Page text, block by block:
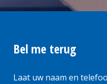
Bel me terug
Laat uw naam en